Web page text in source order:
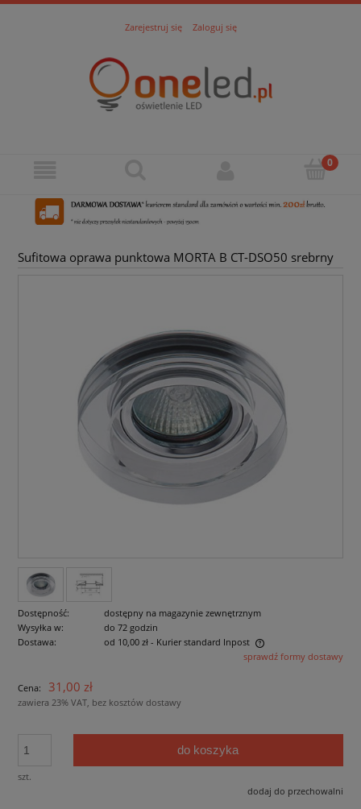
Zarejestruj się Zaloguj się
Sufitowa oprawa punktowa MORTA B CT-DSO50 srebrny
Dostępność:
dostępny na magazynie zewnętrznym
Wysyłka w:
do 72 godzin
Dostawa:
od 10,00 zł - Kurier standard Inpost
Cena nie zawiera ewentualnych kosztów płatnościsprawdź formy dostawy
Cena: 31,00 zł
zawiera 23% VAT, bez kosztów dostawy
szt.
do koszyka
dodaj do przechowalni